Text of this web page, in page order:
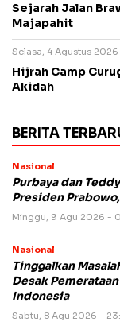
Sejarah Jalan
Majapahit
Selasa, 4 Agustus 2026
Hijrah Camp
Akidah
BERITA
Nasional
Purbaya dan
Presiden
Minggu, 9 Agu 2026 -
Nasional
Tinggalkan
Desak
Indonesia
Sabtu, 8 Agu 2026 -